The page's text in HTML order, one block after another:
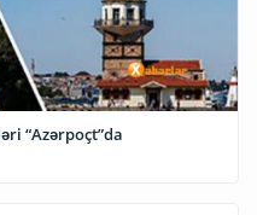
“Azərpoçt”da